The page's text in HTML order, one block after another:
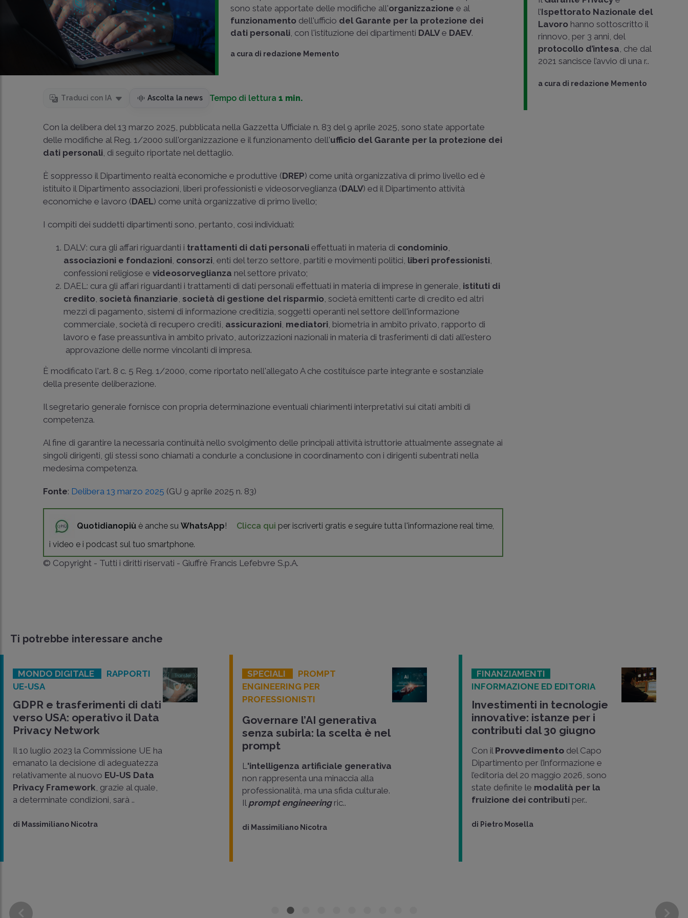
sono state apportate delle modifiche all'organizzazione e al
funzionamento dell'ufficio del Garante per la protezione dei
dati personali, con l'istituzione dei dipartimenti DALVe DAEV.
a cura di redazione Memento
CONDIVIDI
SU
Traduci con IA Ascolta la news Tempo di lettura1 min.
Con la delibera del 13 marzo 2025, pubblicata nella Gazzetta Ufficiale n. 83 del 9 aprile 2025, sono state apportate
delle modifiche al Reg. 1/2000 sull'organizzazione e il funzionamento dell'ufficio del Garante per la protezione dei
dati personali, di seguito riportate nel dettaglio.
È soppresso il Dipartimento realtà economiche e produttive (DREP) come unità organizzativa di primo livello ed è
istituito il Dipartimento associazioni, liberi professionisti e videosorveglianza (DALV) ed il Dipartimento attività
economiche e lavoro (DAEL) come unità organizzative di primo livello;
I compiti dei suddetti dipartimenti sono, pertanto, così individuati:
DALV: cura gli affari riguardanti i trattamenti di dati personali effettuati in materia di condominio,
associazioni e fondazioni, consorzi, enti del terzo settore, partiti e movimenti politici, liberi professionisti,
confessioni religiose evideosorveglianza nel settore privato;
DAEL: cura gli affari riguardanti i trattamenti di dati personali effettuati in materia di imprese in generale, istituti di
credito, società finanziarie, società di gestione del risparmio, società emittenti carte di credito ed altri
mezzi di pagamento, sistemi di informazione creditizia, soggetti operanti nel settore dell'informazione
commerciale, società di recupero crediti, assicurazioni, mediatori, biometria in ambito privato, rapporto di
lavoro e fase preassuntiva in ambito privato, autorizzazioni nazionali in materia di trasferimenti di dati all'estero
approvazione delle norme vincolanti di impresa.
È modificato l'art. 8 c. 5 Reg. 1/2000, come riportato nell'allegato A che costituisce parte integrante e sostanziale
della presente deliberazione.
Il segretario generale fornisce con propria determinazione eventuali chiarimenti interpretativi sui citati ambiti di
competenza.
Al fine di garantire la necessaria continuità nello svolgimento delle principali attività istruttorie attualmente assegnate ai
singoli dirigenti, gli stessi sono chiamati a condurle a conclusione in coordinamento con i dirigenti subentrati nella
medesima competenza.
Fonte: Delibera 13 marzo 2025 (GU 9 aprile 2025 n. 83)
Quotidianopiù è anche suWhatsApp! Clicca qui per iscriverti gratis e seguire tutta l'informazione real time,
i video e i podcast sul tuo smartphone.
© Copyright - Tutti i diritti riservati - Giuffrè Francis Lefebvre S.p.A.
l’Ispettorato Nazionale del
Lavorohanno sottoscritto il
rinnovo, per 3 anni, del
protocollo d’intesa, che dal
2021 sancisce l’avvio di una r..
a cura di redazione Memento
Ti potrebbe interessare anche
MONDO DIGITALE
RAPPORTI
UE-USA
GDPR e trasferimenti di dati
verso USA: operativo il Data
Privacy Network
Il 10 luglio 2023 la Commissione UE ha
emanato la decisione di adeguatezza
relativamente al nuovo EU-US Data
Privacy Framework, grazie al quale,
a determinate condizioni, sarà ..
di Massimiliano Nicotra
SPECIALI
PROMPT
ENGINEERING PER
PROFESSIONISTI
Governare l’AI generativa
senza subirla: la scelta è nel
prompt
L'intelligenza artificiale generativa
non rappresenta una minaccia alla
professionalità, ma una sfida culturale.
Il prompt engineeringric..
di Massimiliano Nicotra
FINANZIAMENTI
INFORMAZIONE ED EDITORIA
Investimenti in tecnologie
innovative: istanze per i
contributi dal 30 giugno
Con il Provvedimento del Capo
Dipartimento per l’informazione e
l’editoria del 20 maggio 2026, sono
state definite le modalità per la
fruizione dei contributi per..
di Pietro Mosella